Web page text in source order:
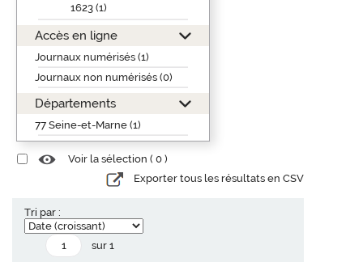
1623 (1)
Accès en ligne
Journaux numérisés (1)
Journaux non numérisés (0)
Départements
77 Seine-et-Marne (1)
Voir la sélection ( 0 )
Exporter tous les résultats en CSV
Tri par :
sur 1